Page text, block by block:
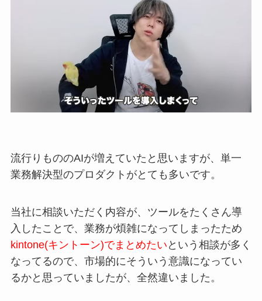
流行りもののAIが増えていたと思いますが、 単一
業務解決型のプロダクトがとても多いです。
当社に相談いただく内容が、 ツールをたくさん導
入したことで、 業務が煩雑になって しまったため
kintone(キントーン)でまとめたい という 相談が多く
なってるので、市場的にそ ういう意識になってい
るかと思っていましたが、全然違いました。